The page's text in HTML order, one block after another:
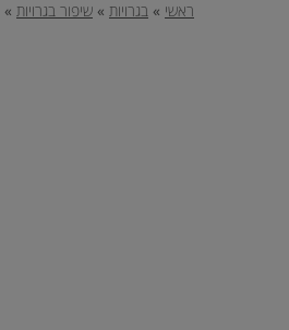
ראשי » בגרויות » שיפור בגרויות »